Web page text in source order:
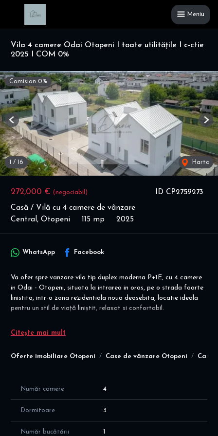
Meniu
Vila 4 camere Odai Otopeni I toate utilitățile I c-ctie
2025 I COM 0%
ID CP2759273
272,000 € (negociabil)
Casă / Vilă cu 4 camere de vânzare
Central, Otopeni
115 mp 2025
Comision 0%
1 / 16 Harta
Previous
Oferte imobiliare Otopeni Case de vânzare Otopeni Case
WhatsApp Facebook
Va ofer spre vanzare vila tip duplex moderna P+1E, cu 4 camere
in Odai - Otopeni, situata la intrarea in oras, pe o strada foarte
linistita, intr-o zona rezidentiala noua deosebita, locatie ideala
pentru un stil de viață liniștit, relaxat si confortabil.
de utilitati! Imaginile interioare sunt cu titlu de exemplu și
Detalii financiare: pret vanzare 225.000 euro plus TVA 21%
- achizitie persoana juridica: 225.000 euro cu taxare inversa
- achizitie persoana fizica: 272.250 euro, TVA inclus
Citește mai mult
Număr camere 4
Dormitoare 3
Număr bucătării 1